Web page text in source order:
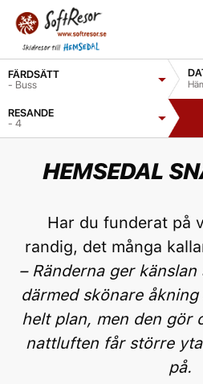
FÄRDSÄTT
- Buss
RESANDE
- 4
HEMSEDAL
Har du funderat på
randig, det många
– Ränderna ger
därmed skönare
helt plan, men den gör
nattluften får större
på.